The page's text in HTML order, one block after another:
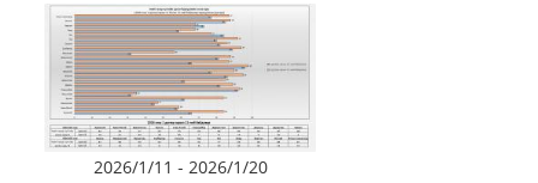
2026/1/11 - 2026/1/20